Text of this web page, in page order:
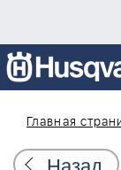
Главная
Назад